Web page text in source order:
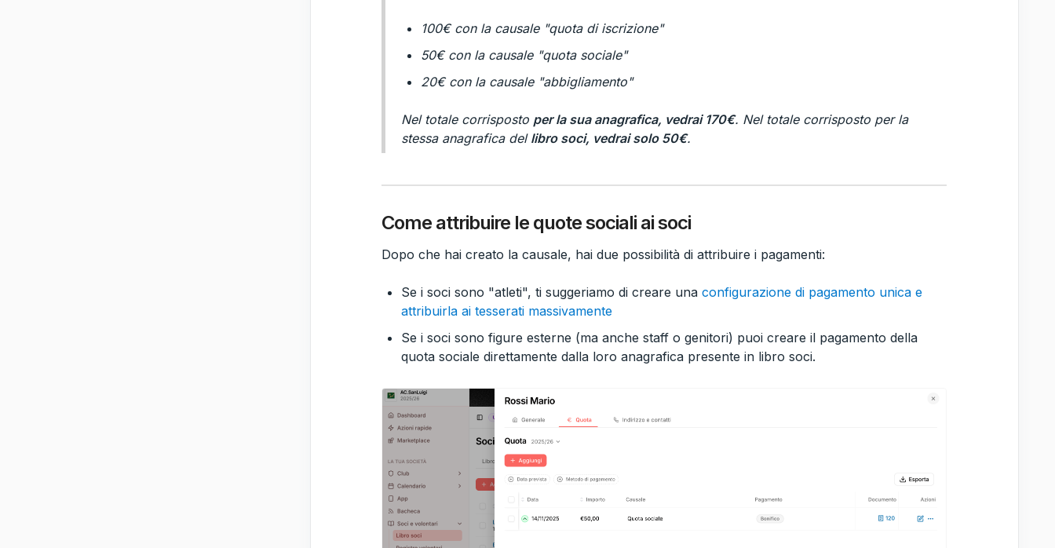
100€ con la causale "quota di iscrizione"
50€ con la causale "quota sociale"
20€ con la causale "abbigliamento"
Nel totale corrisposto per la sua anagrafica, vedrai 170€. Nel totale corrisposto per la
stessa anagrafica del libro soci, vedrai solo 50€.
Come attribuire le quote sociali ai soci
Dopo che hai creato la causale, hai due possibilità di attribuire i pagamenti:
Se i soci sono "atleti", ti suggeriamo di creare unaconfigurazione di pagamento unica e
attribuirla ai tesserati massivamente
Se i soci sono figure esterne (ma anche staff o genitori) puoi creare il pagamento della
quota sociale direttamente dalla loro anagrafica presente in libro soci.